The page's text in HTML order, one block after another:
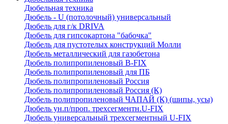
Дюбельная техника
Дюбель - U (потолочный) универсальный
Дюбель для г/к DRIVA
Дюбель для гипсокартона "бабочка"
Дюбель для пустотелых конструкций Молли
Дюбель металлический для газобетона
Дюбель полипропиленовый В-FIX
Дюбель полипропиленовый для ПБ
Дюбель полипропиленовый Россия
Дюбель полипропиленовый Россия (К)
Дюбель полипропиленовый ЧАПАЙ (К) (шипы, усы)
Дюбель ун.п/проп. трехсегментн.U-FIX
Дюбель универсальный трехсегментный U-FIX